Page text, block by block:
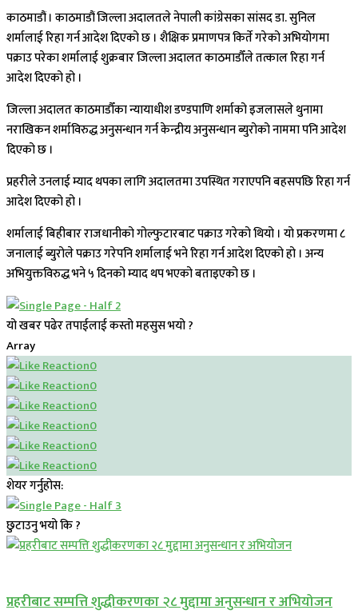
काठमाडौं । काठमाडौं जिल्ला अदालतले नेपाली कांग्रेसका सांसद डा. सुनिल
शर्मालाई रिहा गर्न आदेश दिएको छ । शैक्षिक प्रमाणपत्र किर्ते गरेको अभियोगमा
पक्राउ परेका शर्मालाई शुक्रबार जिल्ला अदालत काठमाडौँले तत्काल रिहा गर्न
आदेश दिएको हो ।
जिल्ला अदालत काठमाडौँका न्यायाधीश डण्डपाणि शर्माको इजलासले थुनामा
नराखिकन शर्माविरुद्ध अनुसन्धान गर्न केन्द्रीय अनुसन्धान ब्युरोको नाममा पनि आदेश
दिएको छ ।
प्रहरीले उनलाई म्याद थपका लागि अदालतमा उपस्थित गराएपनि बहसपछि रिहा गर्न
आदेश दिएको हो ।
शर्मालाई बिहीबार राजधानीको गोल्फुटारबाट पक्राउ गरेको थियो । यो प्रकरणमा ८
जनालाई ब्युरोले पक्राउ गरेपनि शर्मालाई भने रिहा गर्न आदेश दिएको हो । अन्य
अभियुक्तविरुद्ध भने ५ दिनको म्याद थप भएको बताइएको छ ।
यो खबर पढेर तपाईलाई कस्तो महसुस भयो ?
Array
0
0
0
0
0
0
शेयर गर्नुहोस:
छुटाउनु भयो कि ?
प्रहरीबाट सम्पत्ति शुद्धीकरणका २८ मुद्दामा अनुसन्धान र अभियोजन